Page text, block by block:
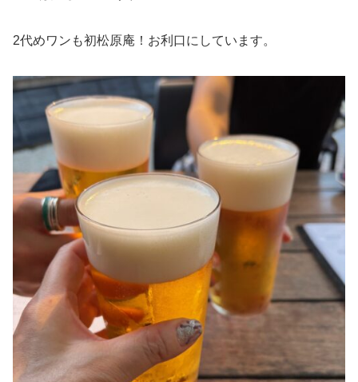
2代めワンも初松原庵！お利口にしています。